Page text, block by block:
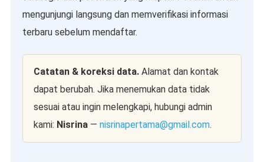
mengunjungi langsung dan memverifikasi informasi
terbaru sebelum mendaftar.
Catatan & koreksi data.Alamat dan kontak
dapat berubah. Jika menemukan data tidak
sesuai atau ingin melengkapi, hubungi admin
kami: Nisrina— nisrinapertama@gmail.com.